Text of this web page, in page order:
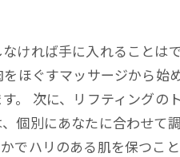
ければ手に入れること
ほぐすマッサージから
。 次に、リフティングの
個別にあなたに合わせ
でハリのある肌を保つ